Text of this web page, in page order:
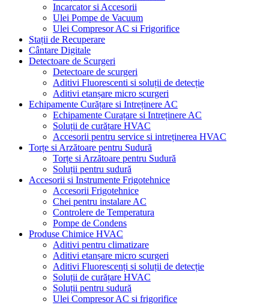
Incarcator si Accesorii
Ulei Pompe de Vacuum
Ulei Compresor AC si Frigorifice
Stații de Recuperare
Cântare Digitale
Detectoare de Scurgeri
Detectoare de scurgeri
Aditivi Fluorescenti si soluții de detecție
Aditivi etanșare micro scurgeri
Echipamente Curățare si Intreținere AC
Echipamente Curațare si Intreținere AC
Soluții de curățare HVAC
Accesorii pentru service si intreținerea HVAC
Torțe si Arzătoare pentru Sudură
Torțe si Arzătoare pentru Sudură
Soluții pentru sudură
Accesorii si Instrumente Frigotehnice
Accesorii Frigotehnice
Chei pentru instalare AC
Controlere de Temperatura
Pompe de Condens
Produse Chimice HVAC
Aditivi pentru climatizare
Aditivi etanșare micro scurgeri
Aditivi Fluorescenți si soluții de detecție
Soluții de curățare HVAC
Soluții pentru sudură
Ulei Compresor AC si frigorifice